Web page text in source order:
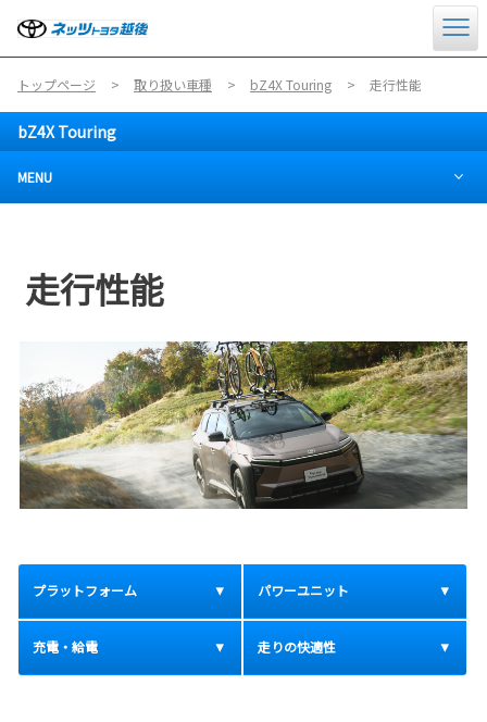
トップページ 取り扱い車種 bZ4X Touring 走行性能
bZ4X Touring
MENU
走行性能
プラットフォーム パワーユニット
充電・給電 走りの快適性